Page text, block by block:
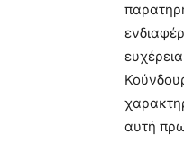
αυτή